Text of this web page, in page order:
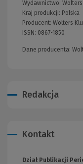
Wydawnictwo:
Kraj produkcji: Polska
Producent: Wolters
ISSN: 0867-1850
Dane producenta:
Redakcja
Kontakt
Dział Publikacji